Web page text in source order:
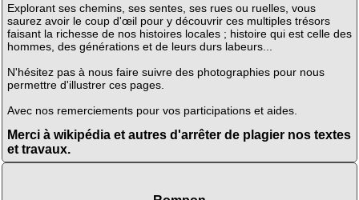
Explorant ses chemins, ses sentes, ses rues ou ruelles, vous
saurez avoir le coup d'œil pour y découvrir ces multiples trésors
faisant la richesse de nos histoires locales ; histoire qui est celle des
hommes, des générations et de leurs durs labeurs...
N'hésitez pas à nous faire suivre des photographies pour nous
permettre d'illustrer ces pages.
Avec nos remerciements pour vos participations et aides.
Merci à wikipédia et autres d'arrêter de plagier nos textes
et travaux.